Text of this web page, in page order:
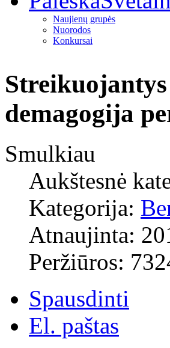
Naujienų grupės
Nuorodos
Konkursai
demagogija
Smulkiau
Aukštesnė
Kategorija:
Atnaujinta:
Peržiūros:
Spausdinti
El. paštas